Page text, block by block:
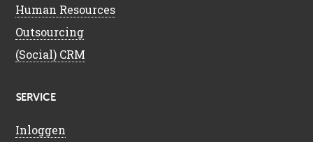
Human Resources
Outsourcing
(Social) CRM
SERVICE
Inloggen